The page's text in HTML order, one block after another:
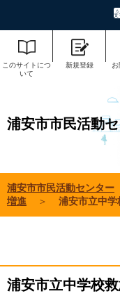
このサイトにつ
いて
新規登録
浦安市市民活動
浦安市市民活動センター
増進
＞ 浦安市立中
浦安市立中学校